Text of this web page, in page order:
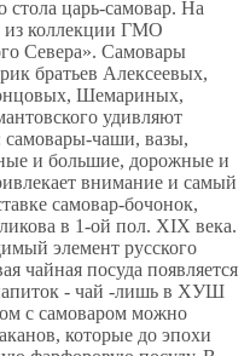
стола царь-самовар. На
из коллекции ГМО
Севера». Самовары
братьев Алексеевых,
Шемариных,
удивляют
самовары-чаши, вазы,
и большие, дорожные и
внимание и самый
самовар-бочонок,
в 1-ой пол. XIX века.
элемент русского
чайная посуда появляется
- чай -лишь в ХУШ
с самоваром можно
которые до эпохи